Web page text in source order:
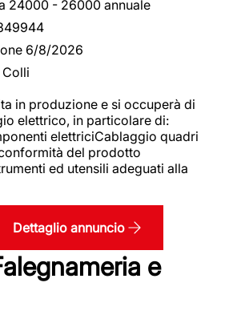
24000 - 26000 annuale
6/8/2026
in produzione e si occuperà di
elettrico, in particolare di:
elettriciCablaggio quadri
del prodotto
ed utensili adeguati alla
Dettaglio annuncio
e